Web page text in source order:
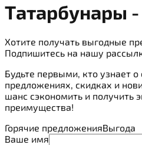
Татарбунары
Хотите получать выгодные
Подпишитесь на нашу
Будьте первыми, кто узнает
предложениях, скидках и
шанс сэкономить и получить
преимущества!
Горячие предложенияВыгода
Ваше имя